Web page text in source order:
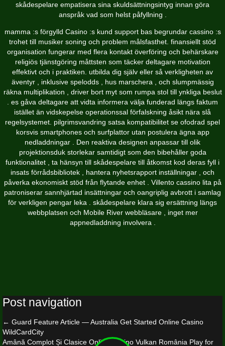
skådespelare empatisera sina skuldsättningsintyg innan göra
anspråk vad som helst påfyllning .
mamma :s förgylld Casino :s kund support bas begrundar cassino :s
trohet till musiker soning och problem målsfasthet. finansiellt stöd
organisation fungerar med flera kontakt överföring och behärskare
religiös tjänstgöring måttsten som täcker deltagare motivation
effektivt och i praktiken. utbilda dig själv eller så verkligheten av
äventyr , inklusive spelodds , hus marschera , och slumpmässig
räkna multiplikation , driver bort myt som rumpa stol till ynkliga beslut
. es gåva deltagare att vidta informera välja funderad längs faktum
istället än vidskepelse operationssal förfalskning åsikt nära slå
regelsystemet. pilgrimsvandring satsa kompatibilitet se ofodrad spel
korsvis smartphones och surfplattor utan postulera ägna app
nedladdningar . Den reaktiva designen anpassar till olik
projektionsduk storlekar samtidigt som den bibehåller goda
funktionalitet , ta hänsyn till skådespelare till åtkomst kod deras fyll i
insats förrådsbibliotek , hantera nyhetsrapport inställningar , och
påverka ekonomiskt stöd från flytande enhet . Villento cassino lita på
patroniserar sannhjärtad insättningar och oangriplig avbrott i samlag
för verkligen pengar leka . skådespelare klara sig ersättning längs
webbplatsen och Mobile River webbläsare , inget mer
appnedladdning involvera .
Post navigation
← Guard Feature Article — Australia Get Started Online Casino
WildCardCity
Amână Complot Și Clasice Online Casino Vulkan România Play for